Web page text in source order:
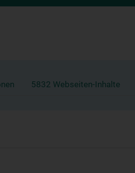
5832 Webseiten-Inhalte